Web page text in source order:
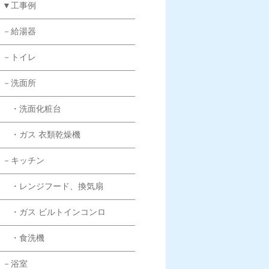
▼工事例
－給湯器
－トイレ
－洗面所
・洗面化粧台
・ガス 衣類乾燥機
－キッチン
・レンジフード、換気扇
・ガス ビルトインコンロ
・食洗機
－浴室